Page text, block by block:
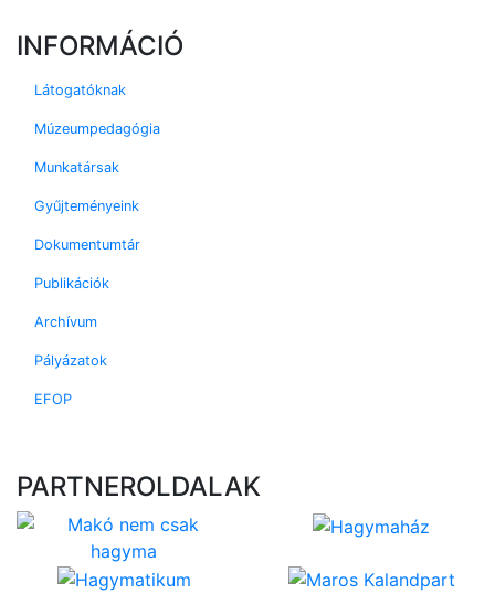
INFORMÁCIÓ
Látogatóknak
Múzeumpedagógia
Munkatársak
Gyűjteményeink
Dokumentumtár
Publikációk
Archívum
Pályázatok
EFOP
PARTNEROLDALAK